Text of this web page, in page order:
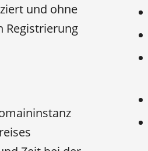
und ohne
Registrierung